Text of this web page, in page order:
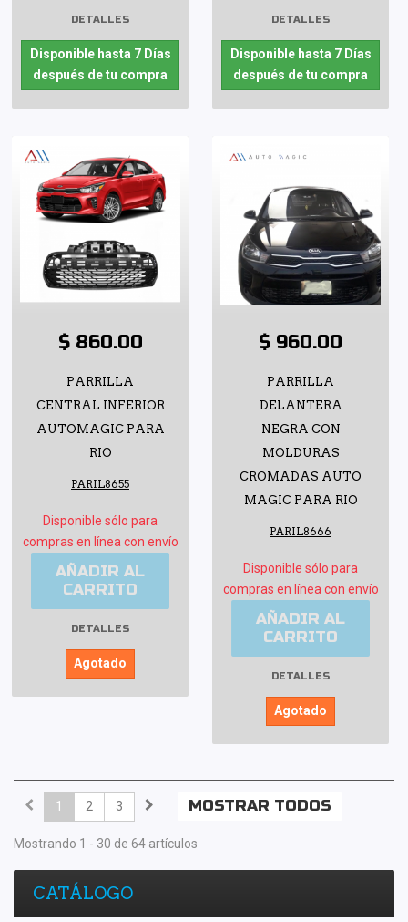
DETALLES
Disponible hasta 7 Días
después de tu compra
DETALLES
Disponible hasta 7 Días
después de tu compra
$ 860.00
PARRILLA
CENTRAL INFERIOR
AUTOMAGIC PARA
RIO
PARIL8655
Disponible sólo para
compras en línea con envío
AÑADIR AL
CARRITO
DETALLES
Agotado
$ 960.00
PARRILLA
DELANTERA
NEGRA CON
MOLDURAS
CROMADAS AUTO
MAGIC PARA RIO
PARIL8666
Disponible sólo para
compras en línea con envío
AÑADIR AL
CARRITO
DETALLES
Agotado
MOSTRAR TODOS
1 2 3
Mostrando 1 - 30 de 64 artículos
CATÁLOGO